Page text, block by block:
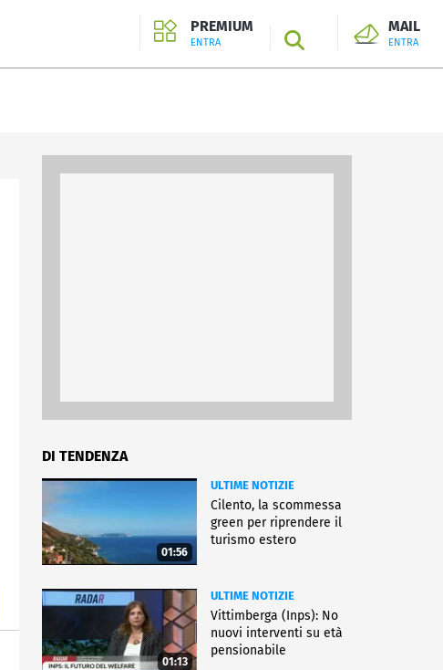
PREMIUM
ENTRA SEARCH
MAIL
ENTRA
DI TENDENZA
01:56
ULTIME NOTIZIE
Cilento, la scommessa
green per riprendere il
turismo estero
01:13
ULTIME NOTIZIE
Vittimberga (Inps): No
nuovi interventi su età
pensionabile